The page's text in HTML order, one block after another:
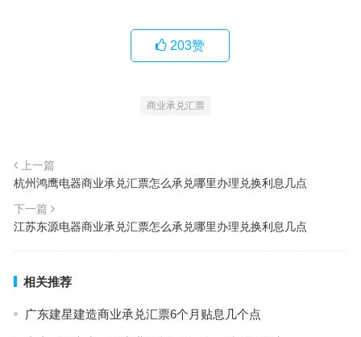
203赞
商业承兑汇票
上一篇
杭州鸿鹰电器商业承兑汇票怎么承兑哪里办理兑换利息几点
下一篇
江苏东源电器商业承兑汇票怎么承兑哪里办理兑换利息几点
相关推荐
广东建星建造商业承兑汇票6个月贴息几个点